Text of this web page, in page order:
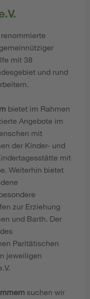
mit 38
und rund
bietet im Rahmen
Angebote im
mit
der Kinder- und
mit
Weiterhin bietet
zur Erziehung
und Barth. Der
Paritätischen
jeweiligen
suchen wir